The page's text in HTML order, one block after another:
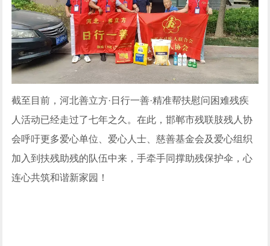
截至目前，河北善立方·日行一善·精准帮扶慰问困难残疾
人活动已经走过了七年之久。在此，邯郸市残联肢残人协
会呼吁更多爱心单位、爱心人士、慈善基金会及爱心组织
加入到扶残助残的队伍中来，手牵手同撑助残保护伞，心
连心共筑和谐新家园！